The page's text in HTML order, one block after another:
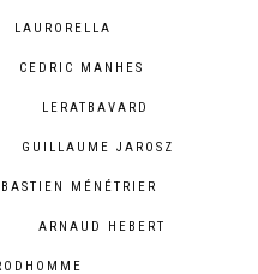
LAURORELLA
CEDRIC MANHES
LERATBAVARD
GUILLAUME JAROSZ
MÉNÉTRIER
ARNAUD HEBERT